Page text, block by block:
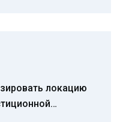
локацию